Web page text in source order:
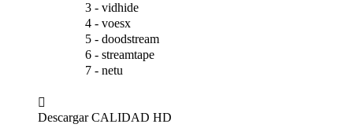
3 - vidhide
4 - voesx
5 - doodstream
6 - streamtape
7 - netu
DescargarCALIDAD HD